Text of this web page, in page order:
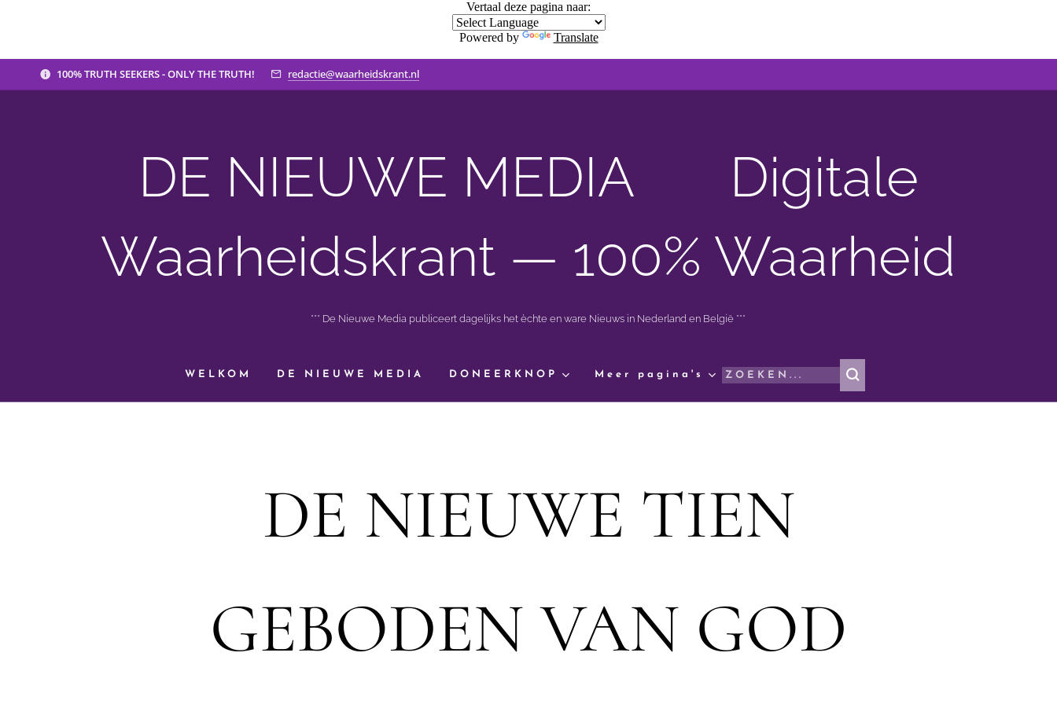
Vertaal deze pagina naar:
Powered by Translate
100% TRUTH SEEKERS - ONLY THE TRUTH! redactie@waarheidskrant.nl
DE NIEUWE MEDIA 🟣 Digitale
Waarheidskrant — 100% Waarheid
*** De Nieuwe Media publiceert dagelijks het èchte en ware Nieuws in Nederland en België ***
WELKOM DE NIEUWE MEDIA DONEERKNOP Meer pagina's
DE NIEUWE TIEN
GEBODEN VAN GOD